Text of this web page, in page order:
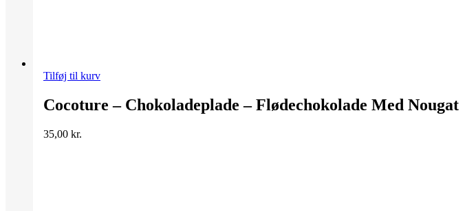
Tilføj til kurv
Cocoture – Chokoladeplade – Flødechokolade Med Nougat
35,00 kr.